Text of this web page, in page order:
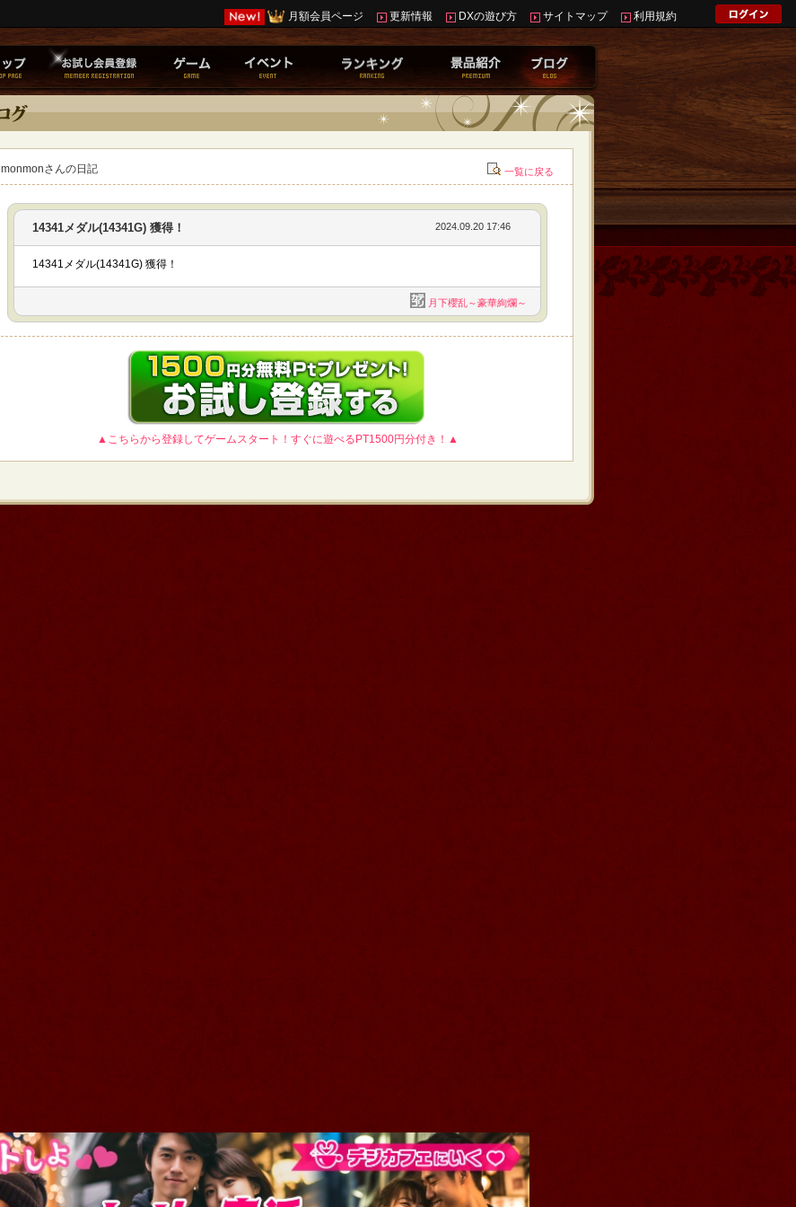
月額会員ページ 更新情報 DXの遊び方 サイトマップ 利用規約
monmonさんの日記 一覧に戻る
14341メダル(14341G) 獲得！ 2024.09.20 17:46
14341メダル(14341G) 獲得！
月下櫻乱～豪華絢爛～
▲こちらから登録してゲームスタート！すぐに遊べるPT1500円分付き！▲